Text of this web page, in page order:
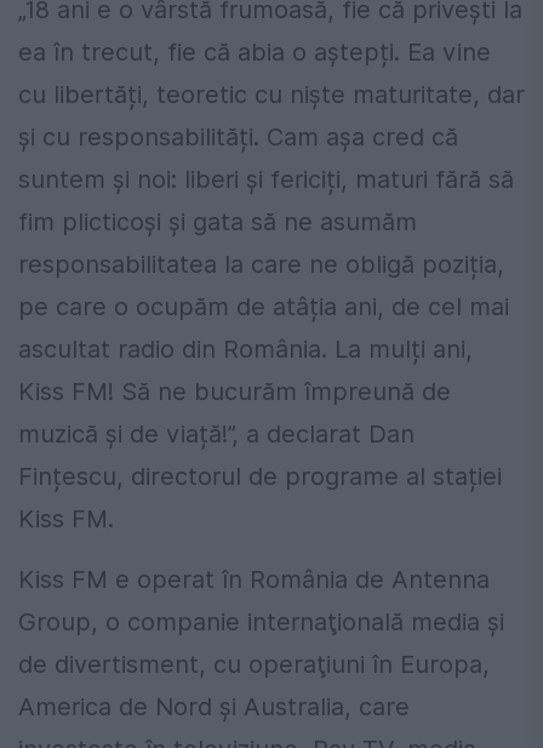
„18 ani e o vârstă frumoasă, fie că privești la
ea în trecut, fie că abia o aștepți. Ea vine
cu libertăți, teoretic cu niște maturitate, dar
și cu responsabilități. Cam așa cred că
suntem și noi: liberi și fericiți, maturi fără să
fim plicticoși și gata să ne asumăm
responsabilitatea la care ne obligă poziția,
pe care o ocupăm de atâția ani, de cel mai
ascultat radio din România. La mulți ani,
Kiss FM! Să ne bucurăm împreună de
muzică și de viață!”, a declarat Dan
Fințescu, directorul de programe al stației
Kiss FM.
Kiss FM e operat în România de Antenna
Group, o companie internaţională media şi
de divertisment, cu operaţiuni în Europa,
America de Nord şi Australia, care